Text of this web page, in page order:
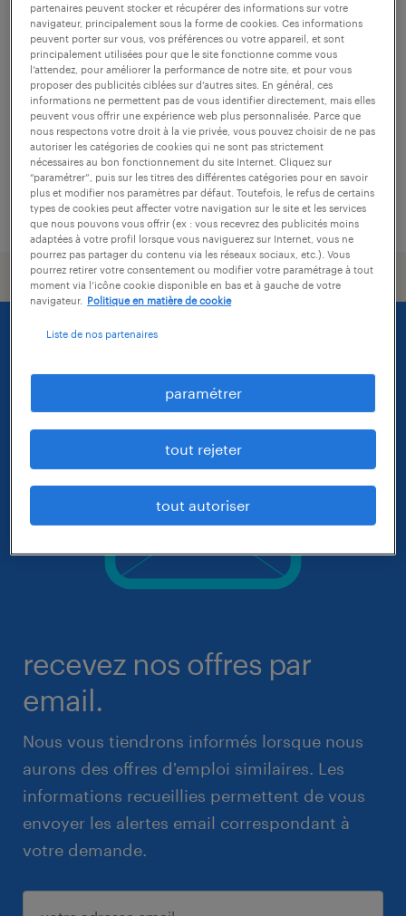
conducteur moulin h/f
chambly, oise
intérim
12,31 € par heure
publié le 6 août 2026
recevez nos offres par
email.
Nous vous tiendrons informés lorsque nous
aurons des offres d'emploi similaires. Les
informations recueillies permettent de vous
envoyer les alertes email correspondant à
votre demande.
partenaires peuvent stocker et récupérer des informations sur votre
navigateur, principalement sous la forme de cookies. Ces informations
peuvent porter sur vous, vos préférences ou votre appareil, et sont
principalement utilisées pour que le site fonctionne comme vous
l’attendez, pour améliorer la performance de notre site, et pour vous
proposer des publicités ciblées sur d’autres sites. En général, ces
informations ne permettent pas de vous identifier directement, mais elles
peuvent vous offrir une expérience web plus personnalisée. Parce que
nous respectons votre droit à la vie privée, vous pouvez choisir de ne pas
autoriser les catégories de cookies qui ne sont pas strictement
nécessaires au bon fonctionnement du site Internet. Cliquez sur
“paramétrer”, puis sur les titres des différentes catégories pour en savoir
plus et modifier nos paramètres par défaut. Toutefois, le refus de certains
types de cookies peut affecter votre navigation sur le site et les services
que nous pouvons vous offrir (ex : vous recevrez des publicités moins
adaptées à votre profil lorsque vous naviguerez sur Internet, vous ne
pourrez pas partager du contenu via les réseaux sociaux, etc.). Vous
pourrez retirer votre consentement ou modifier votre paramétrage à tout
moment via l’icône cookie disponible en bas et à gauche de votre
navigateur.
Politique en matière de cookie
Liste de nos partenaires
paramétrer
tout rejeter
tout autoriser